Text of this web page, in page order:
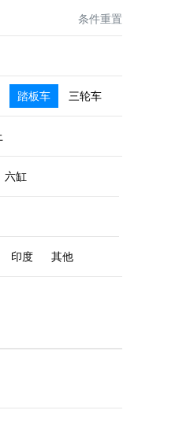
条件重置
踏板车 三轮车
六缸
印度 其他